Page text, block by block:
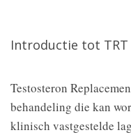
Introductie tot TRT
Testosteron
behandeling die kan
klinisch vastgestelde